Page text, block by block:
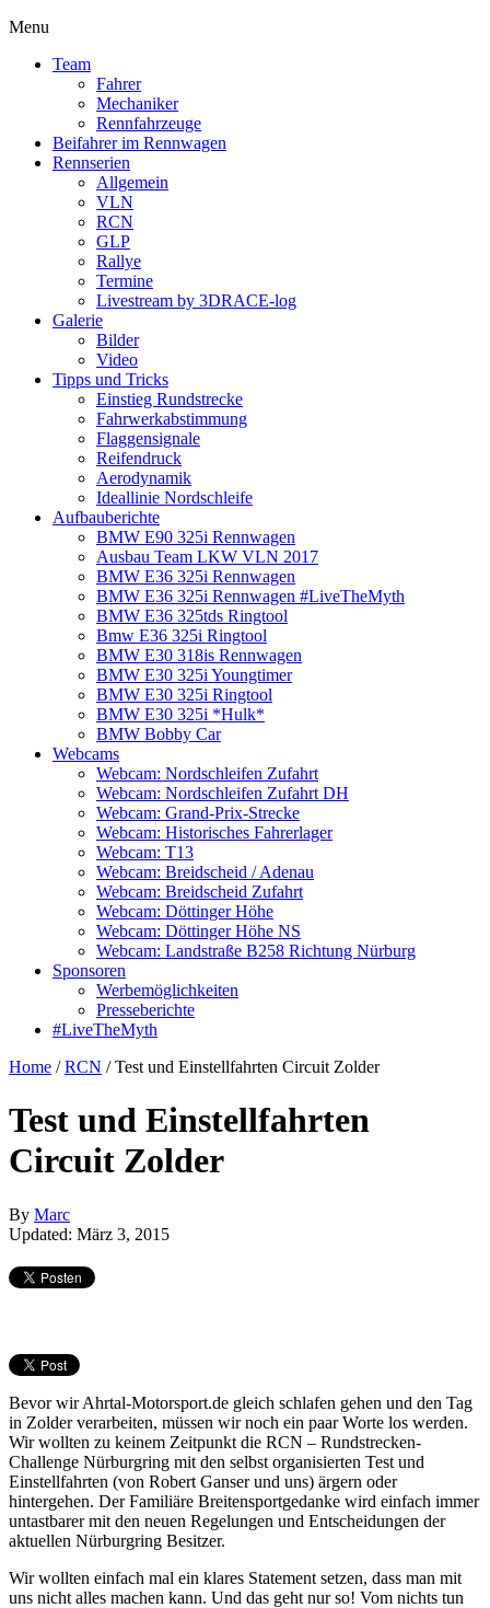
Menu
Team
Fahrer
Mechaniker
Rennfahrzeuge
Beifahrer im Rennwagen
Rennserien
Allgemein
VLN
RCN
GLP
Rallye
Termine
Livestream by 3DRACE-log
Galerie
Bilder
Video
Tipps und Tricks
Einstieg Rundstrecke
Fahrwerkabstimmung
Flaggensignale
Reifendruck
Aerodynamik
Ideallinie Nordschleife
Aufbauberichte
BMW E90 325i Rennwagen
Ausbau Team LKW VLN 2017
BMW E36 325i Rennwagen
BMW E36 325i Rennwagen #LiveTheMyth
BMW E36 325tds Ringtool
Bmw E36 325i Ringtool
BMW E30 318is Rennwagen
BMW E30 325i Youngtimer
BMW E30 325i Ringtool
BMW E30 325i *Hulk*
BMW Bobby Car
Webcams
Webcam: Nordschleifen Zufahrt
Webcam: Nordschleifen Zufahrt DH
Webcam: Grand-Prix-Strecke
Webcam: Historisches Fahrerlager
Webcam: T13
Webcam: Breidscheid / Adenau
Webcam: Breidscheid Zufahrt
Webcam: Döttinger Höhe
Webcam: Döttinger Höhe NS
Webcam: Landstraße B258 Richtung Nürburg
Sponsoren
Werbemöglichkeiten
Presseberichte
#LiveTheMyth
Home /RCN /Test und Einstellfahrten Circuit Zolder
Test und Einstellfahrten
Circuit Zolder
By Marc
Updated: März 3, 2015
Bevor wir Ahrtal-Motorsport.de gleich schlafen gehen und den Tag
in Zolder verarbeiten, müssen wir noch ein paar Worte los werden.
Wir wollten zu keinem Zeitpunkt die RCN – Rundstrecken-
Challenge Nürburgring mit den selbst organisierten Test und
Einstellfahrten (von Robert Ganser und uns) ärgern oder
hintergehen. Der Familiäre Breitensportgedanke wird einfach immer
untastbarer mit den neuen Regelungen und Entscheidungen der
aktuellen Nürburgring Besitzer.
Wir wollten einfach mal ein klares Statement setzen, dass man mit
uns nicht alles machen kann. Und das geht nur so! Vom nichts tun